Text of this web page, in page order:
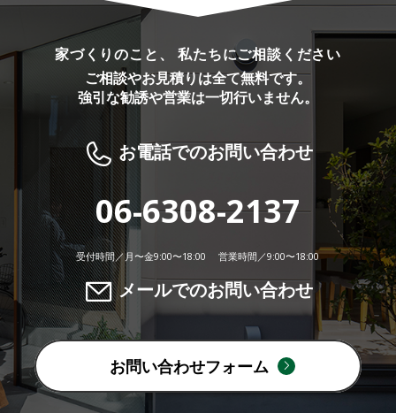
家づくりのこと、 私たちにご相談ください
ご相談やお見積りは全て無料です。
強引な勧誘や営業は一切行いません。
お電話でのお問い合わせ
06-6308-2137
受付時間／月〜金9:00〜18:00 営業時間／9:00〜18:00
メールでのお問い合わせ
お問い合わせフォーム